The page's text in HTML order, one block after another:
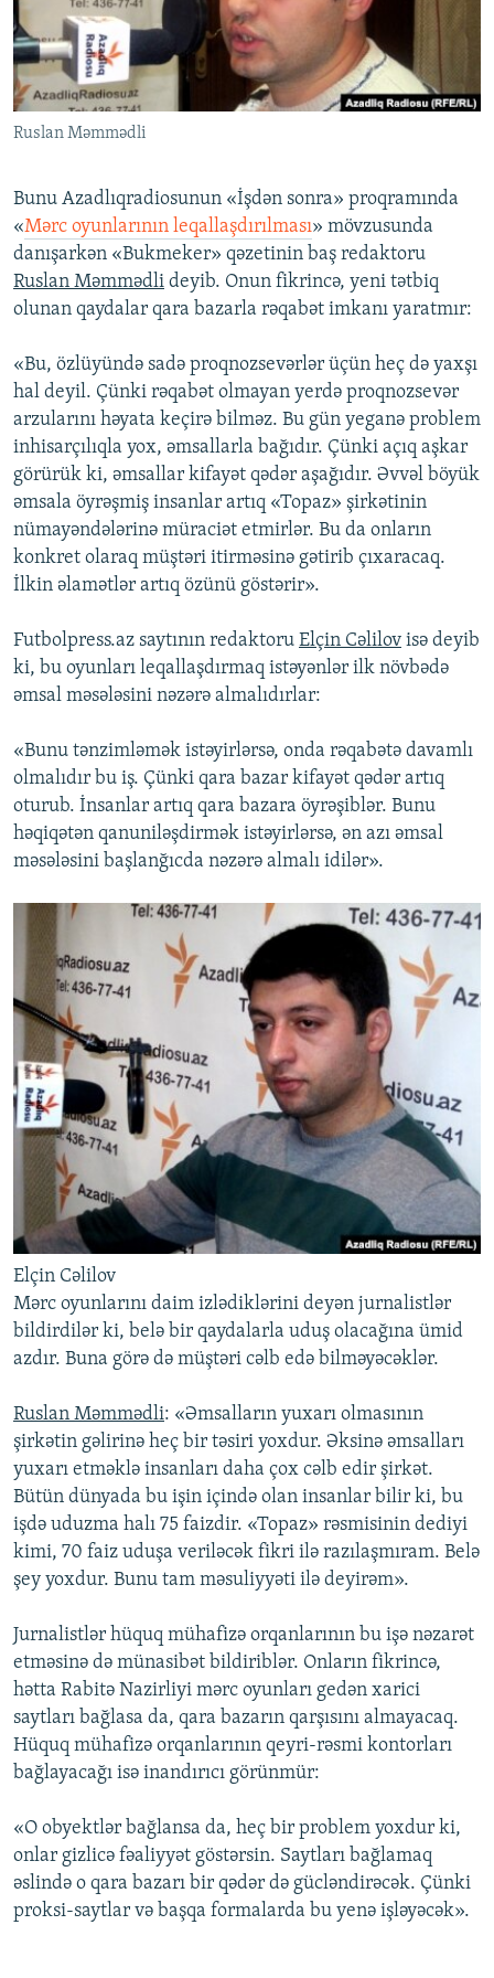
İNFOQRAFIKA
KARIKATURA
AZƏRBAYCAN ƏDƏBIYYATI KITABXANASI
İSLAM VƏ DEMOKRATIYA
İZ - MƏDƏNIYYƏT PROQRAMI
MISSIYAMIZ
PEŞƏ ETIKASI VƏ JURNALISTIKA STANDARTLARIMIZ
MATERIALLARIMIZDAN ISTIFADƏ
AZADLIQRADIOSU MOBIL TELEFONUNUZDA
XƏBƏR BÜLLETENLƏRIMIZ
BIZI IZLƏ
RFE/RL-in bütün saytları
Ruslan Məmmədli
Bunu Azadlıqradiosunun «İşdən sonra» proqramında
«Mərc oyunlarının leqallaşdırılması» mövzusunda
danışarkən «Bukmeker» qəzetinin baş redaktoru
Ruslan Məmmədli deyib. Onun fikrincə, yeni tətbiq
olunan qaydalar qara bazarla rəqabət imkanı yaratmır:
«Bu, özlüyündə sadə proqnozsevərlər üçün heç də yaxşı
hal deyil. Çünki rəqabət olmayan yerdə proqnozsevər
arzularını həyata keçirə bilməz. Bu gün yeganə problem
inhisarçılıqla yox, əmsallarla bağıdır. Çünki açıq aşkar
görürük ki, əmsallar kifayət qədər aşağıdır. Əvvəl böyük
əmsala öyrəşmiş insanlar artıq «Topaz» şirkətinin
nümayəndələrinə müraciət etmirlər. Bu da onların
konkret olaraq müştəri itirməsinə gətirib çıxaracaq.
İlkin əlamətlər artıq özünü göstərir».
Futbolpress.az saytının redaktoru Elçin Cəlilov isə deyib
ki, bu oyunları leqallaşdırmaq istəyənlər ilk növbədə
əmsal məsələsini nəzərə almalıdırlar:
«Bunu tənzimləmək istəyirlərsə, onda rəqabətə davamlı
olmalıdır bu iş. Çünki qara bazar kifayət qədər artıq
oturub. İnsanlar artıq qara bazara öyrəşiblər. Bunu
həqiqətən qanuniləşdirmək istəyirlərsə, ən azı əmsal
məsələsini başlanğıcda nəzərə almalı idilər».
Elçin Cəlilov
Mərc oyunlarını daim izlədiklərini deyən jurnalistlər
bildirdilər ki, belə bir qaydalarla uduş olacağına ümid
azdır. Buna görə də müştəri cəlb edə bilməyəcəklər.
Ruslan Məmmədli: «Əmsalların yuxarı olmasının
şirkətin gəlirinə heç bir təsiri yoxdur. Əksinə əmsalları
yuxarı etməklə insanları daha çox cəlb edir şirkət.
Bütün dünyada bu işin içində olan insanlar bilir ki, bu
işdə uduzma halı 75 faizdir. «Topaz» rəsmisinin dediyi
kimi, 70 faiz uduşa veriləcək fikri ilə razılaşmıram. Belə
şey yoxdur. Bunu tam məsuliyyəti ilə deyirəm».
Jurnalistlər hüquq mühafizə orqanlarının bu işə nəzarət
etməsinə də münasibət bildiriblər. Onların fikrincə,
hətta Rabitə Nazirliyi mərc oyunları gedən xarici
saytları bağlasa da, qara bazarın qarşısını almayacaq.
Hüquq mühafizə orqanlarının qeyri-rəsmi kontorları
bağlayacağı isə inandırıcı görünmür:
«O obyektlər bağlansa da, heç bir problem yoxdur ki,
onlar gizlicə fəaliyyət göstərsin. Saytları bağlamaq
əslində o qara bazarı bir qədər də gücləndirəcək. Çünki
proksi-saytlar və başqa formalarda bu yenə işləyəcək».